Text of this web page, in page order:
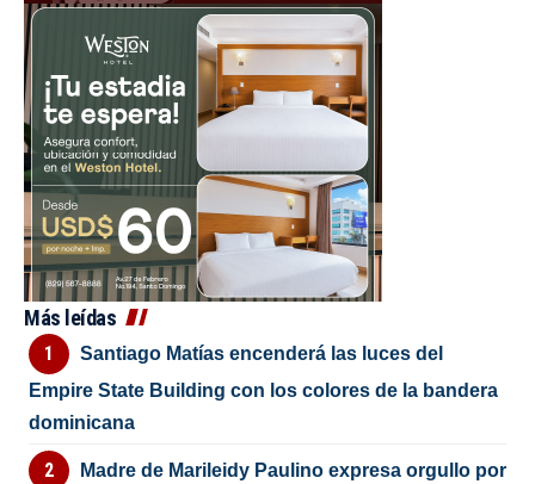
Más leídas
Santiago Matías encenderá las luces del
Empire State Building con los colores de la bandera
dominicana
Madre de Marileidy Paulino expresa orgullo por